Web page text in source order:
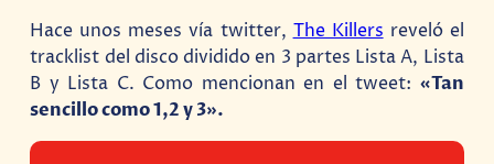
Hace unos meses vía twitter, The Killers reveló el
tracklist del disco dividido en 3 partes Lista A, Lista
B y Lista C. Como mencionan en el tweet: «Tan
sencillo como 1,2 y 3».